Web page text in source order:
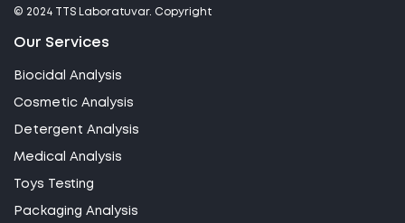
© 2024 TTS Laboratuvar. Copyright
Our Services
Biocidal Analysis
Cosmetic Analysis
Detergent Analysis
Medical Analysis
Toys Testing
Packaging Analysis